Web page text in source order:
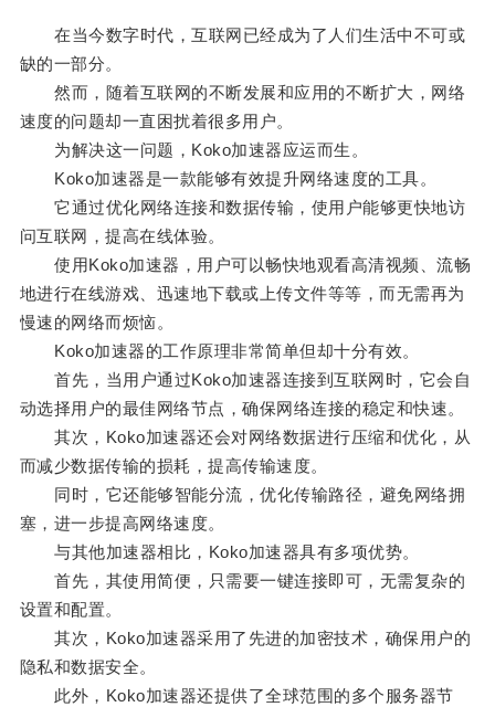
在当今数字时代，互联网已经成为了人们生活中不可或
缺的一部分。
然而，随着互联网的不断发展和应用的不断扩大，网络
速度的问题却一直困扰着很多用户。
为解决这一问题，Koko加速器应运而生。
Koko加速器是一款能够有效提升网络速度的工具。
它通过优化网络连接和数据传输，使用户能够更快地访
问互联网，提高在线体验。
使用Koko加速器，用户可以畅快地观看高清视频、流畅
地进行在线游戏、迅速地下载或上传文件等等，而无需再为
慢速的网络而烦恼。
Koko加速器的工作原理非常简单但却十分有效。
首先，当用户通过Koko加速器连接到互联网时，它会自
动选择用户的最佳网络节点，确保网络连接的稳定和快速。
其次，Koko加速器还会对网络数据进行压缩和优化，从
而减少数据传输的损耗，提高传输速度。
同时，它还能够智能分流，优化传输路径，避免网络拥
塞，进一步提高网络速度。
与其他加速器相比，Koko加速器具有多项优势。
首先，其使用简便，只需要一键连接即可，无需复杂的
设置和配置。
其次，Koko加速器采用了先进的加密技术，确保用户的
隐私和数据安全。
此外，Koko加速器还提供了全球范围的多个服务器节